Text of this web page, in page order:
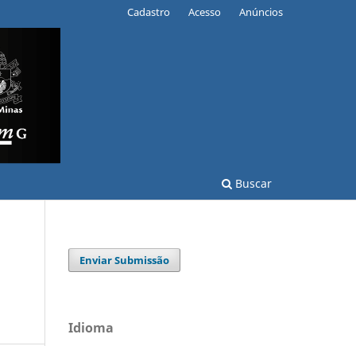
Buscar
Cadastro Acesso Anúncios
Enviar Submissão
Idioma